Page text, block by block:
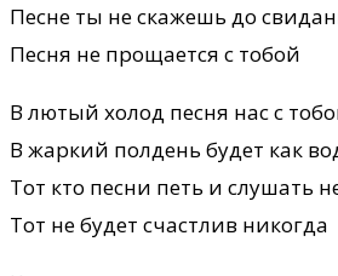
Песне ты не скажешь до
Песня не прощается с тобой
В лютый холод песня нас с
В жаркий полдень будет как
Тот кто песни петь и слушать
Тот не будет счастлив никогда